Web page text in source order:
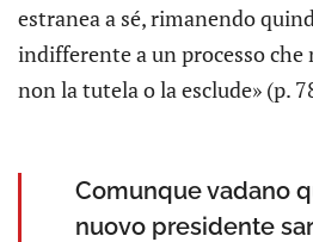
estranea a sé, rimanendo
indifferente a un processo che
non la tutela o la esclude» (p.
Comunque vadano
nuovo presidente